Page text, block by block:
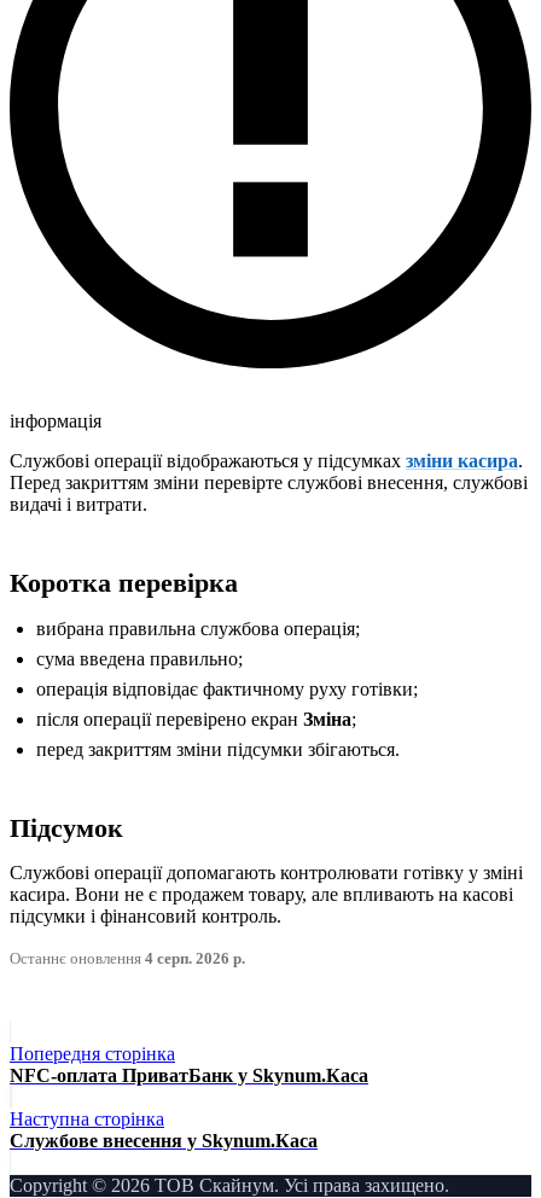
інформація
Службові операції відображаються у підсумках зміни касира.
Перед закриттям зміни перевірте службові внесення, службові
видачі і витрати.
Коротка перевірка
вибрана правильна службова операція;
сума введена правильно;
операція відповідає фактичному руху готівки;
після операції перевірено екран Зміна;
перед закриттям зміни підсумки збігаються.
Підсумок
Службові операції допомагають контролювати готівку у зміні
касира. Вони не є продажем товару, але впливають на касові
підсумки і фінансовий контроль.
Останнє оновлення 4 серп. 2026 р.
Попередня сторінка
NFC-оплата ПриватБанк у Skynum.Каса
Наступна сторінка
Службове внесення у Skynum.Каса
Copyright © 2026 ТОВ Скайнум. Усі права захищено.